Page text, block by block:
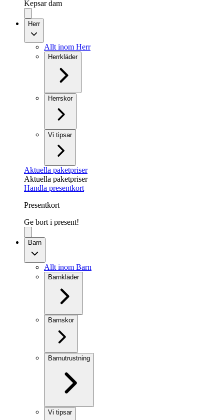
Kepsar dam
Herr
Allt inom Herr
Herrkläder
Herrskor
Vi tipsar
Aktuella paketpriser
Aktuella paketpriser
Handla presentkort
Presentkort
Ge bort i present!
Barn
Allt inom Barn
Barnkläder
Barnskor
Barnutrustning
Vi tipsar